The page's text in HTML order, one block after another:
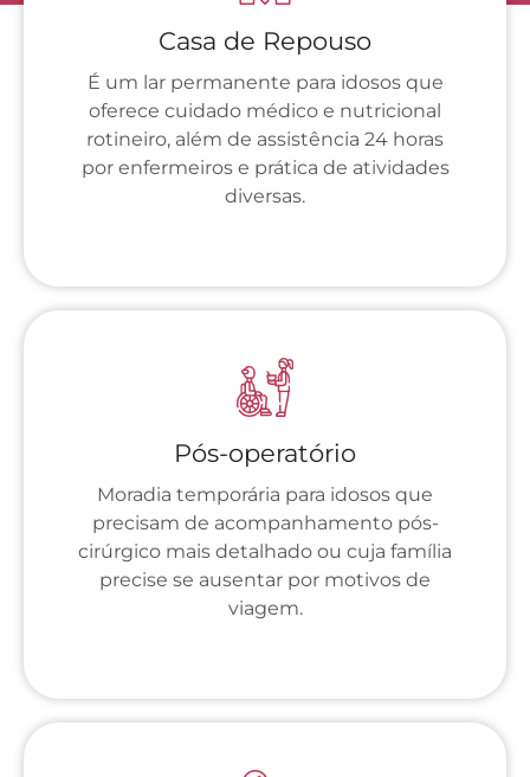
Casa de Repouso
É um lar permanente para idosos que
oferece cuidado médico e nutricional
rotineiro, além de assistência 24 horas
por enfermeiros e prática de atividades
diversas.
Pós-operatório
Moradia temporária para idosos que
precisam de acompanhamento pós-
cirúrgico mais detalhado ou cuja família
precise se ausentar por motivos de
viagem.